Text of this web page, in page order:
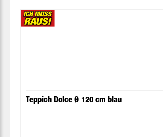
Teppich Dolce Ø 120 cm blau